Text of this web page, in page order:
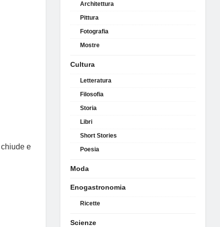
chiude e
Architettura
Pittura
Fotografia
Mostre
Cultura
Letteratura
Filosofia
Storia
Libri
Short Stories
Poesia
Moda
Enogastronomia
Ricette
Scienze